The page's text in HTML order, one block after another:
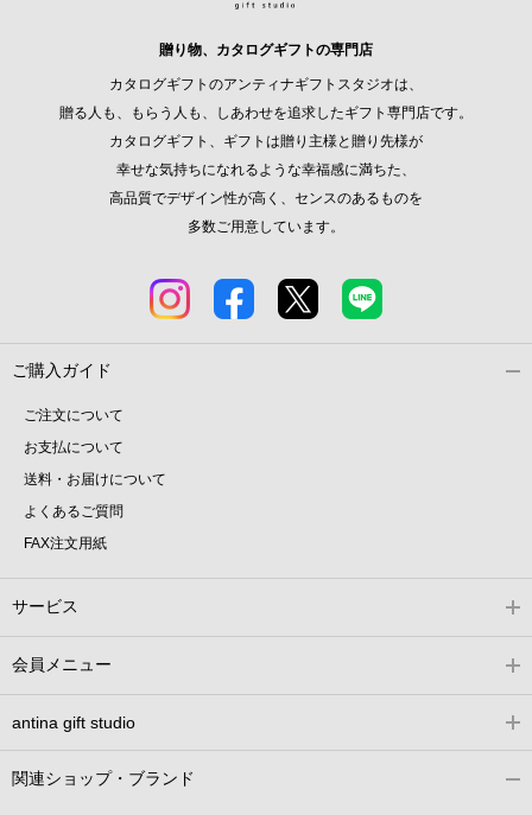
贈り物、カタログギフトの専門店
カタログギフトのアンティナギフトスタジオは、
贈る人も、もらう人も、しあわせを追求したギフト専門店です。
カタログギフト、ギフトは贈り主様と贈り先様が
幸せな気持ちになれるような幸福感に満ちた、
高品質でデザイン性が高く、センスのあるものを
多数ご用意しています。
ご購入ガイド
ご注文について
お支払について
送料・お届けについて
よくあるご質問
FAX注文用紙
サービス
会員メニュー
antina gift studio
関連ショップ・ブランド